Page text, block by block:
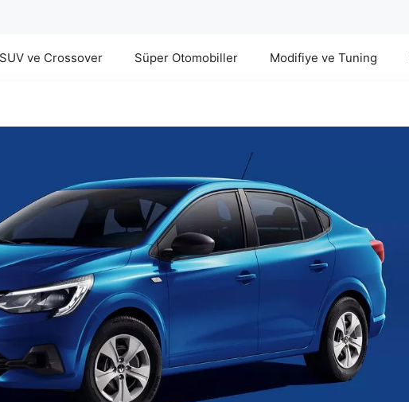
SUV ve Crossover Süper Otomobiller Modifiye ve Tuning